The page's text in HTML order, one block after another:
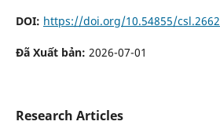
DOI: https://doi.org/10.54855/csl.2662
Đã Xuất bản: 2026-07-01
Research Articles